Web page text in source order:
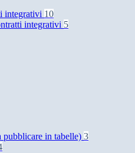
integrativi 10
integrativi 5
in tabelle) 3